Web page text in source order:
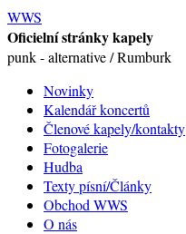
WWS
Oficielní stránky kapely
punk - alternative / Rumburk
Novinky
Kalendář koncertů
Členové kapely/kontakty
Fotogalerie
Hudba
Texty písní/Články
Obchod WWS
O nás